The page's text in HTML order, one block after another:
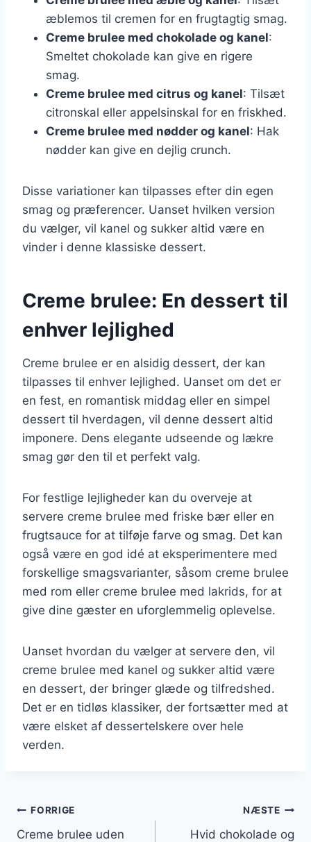
æblemos til cremen for en frugtagtig smag.
Creme brulee med chokolade og kanel:
Smeltet chokolade kan give en rigere
smag.
Creme brulee med citrus og kanel: Tilsæt
citronskal eller appelsinskal for en friskhed.
Creme brulee med nødder og kanel: Hak
nødder kan give en dejlig crunch.
Disse variationer kan tilpasses efter din egen
smag og præferencer. Uanset hvilken version
du vælger, vil kanel og sukker altid være en
vinder i denne klassiske dessert.
Creme brulee: En dessert til
enhver lejlighed
Creme brulee er en alsidig dessert, der kan
tilpasses til enhver lejlighed. Uanset om det er
en fest, en romantisk middag eller en simpel
dessert til hverdagen, vil denne dessert altid
imponere. Dens elegante udseende og lækre
smag gør den til et perfekt valg.
For festlige lejligheder kan du overveje at
servere creme brulee med friske bær eller en
frugtsauce for at tilføje farve og smag. Det kan
også være en god idé at eksperimentere med
forskellige smagsvarianter, såsom creme brulee
med rom eller creme brulee med lakrids, for at
give dine gæster en uforglemmelig oplevelse.
Uanset hvordan du vælger at servere den, vil
creme brulee med kanel og sukker altid være
en dessert, der bringer glæde og tilfredshed.
Det er en tidløs klassiker, der fortsætter med at
være elsket af dessertelskere over hele
verden.
Indlægsnavigation
FORRIGE
Creme brulee uden
NÆSTE
Hvid chokolade og